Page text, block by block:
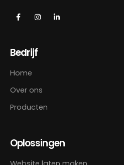
Bedrijf
Home
Over ons
Producten
Oplossingen